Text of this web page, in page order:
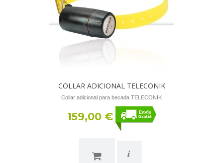
COLLAR ADICIONAL TELECONIK
Collar adicional para becada TELECONIK
159,00 €
i